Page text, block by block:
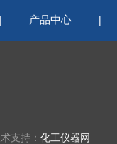
产品中心 |
支持： 化工仪器网